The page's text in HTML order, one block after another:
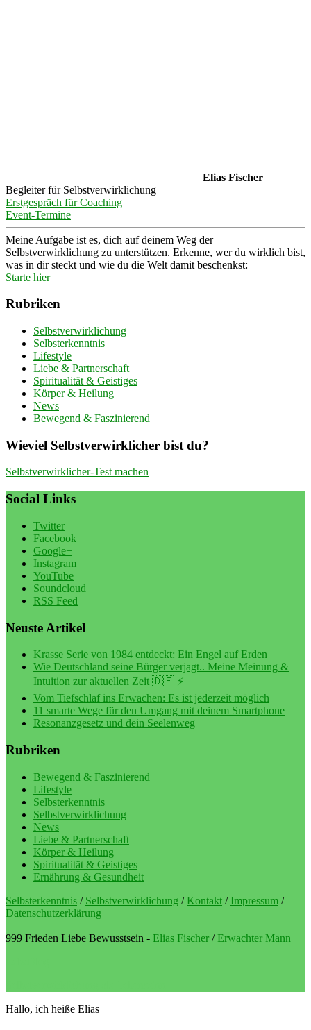
Elias Fischer
Begleiter für Selbstverwirklichung
Erstgespräch für Coaching
Event-Termine
Meine Aufgabe ist es, dich auf deinem Weg der
Selbstverwirklichung zu unterstützen. Erkenne, wer du wirklich bist,
was in dir steckt und wie du die Welt damit beschenkst:
Starte hier
Rubriken
Selbstverwirklichung
Selbsterkenntnis
Lifestyle
Liebe & Partnerschaft
Spiritualität & Geistiges
Körper & Heilung
News
Bewegend & Faszinierend
Wieviel Selbstverwirklicher bist du?
Selbstverwirklicher-Test machen
Social Links
Twitter
Facebook
Google+
Instagram
YouTube
Soundcloud
RSS Feed
Neuste Artikel
Krasse Serie von 1984 entdeckt: Ein Engel auf Erden
Wie Deutschland seine Bürger verjagt.. Meine Meinung &
Intuition zur aktuellen Zeit 🇩🇪 ⚡️
Vom Tiefschlaf ins Erwachen: Es ist jederzeit möglich
11 smarte Wege für den Umgang mit deinem Smartphone
Resonanzgesetz und dein Seelenweg
Rubriken
Bewegend & Faszinierend
Lifestyle
Selbsterkenntnis
Selbstverwirklichung
News
Liebe & Partnerschaft
Körper & Heilung
Spiritualität & Geistiges
Ernährung & Gesundheit
Selbsterkenntnis / Selbstverwirklichung /Kontakt / Impressum /
Datenschutzerklärung
999 Frieden Liebe Bewusstsein - Elias Fischer /Erwachter Mann
Hallo, ich heiße Elias